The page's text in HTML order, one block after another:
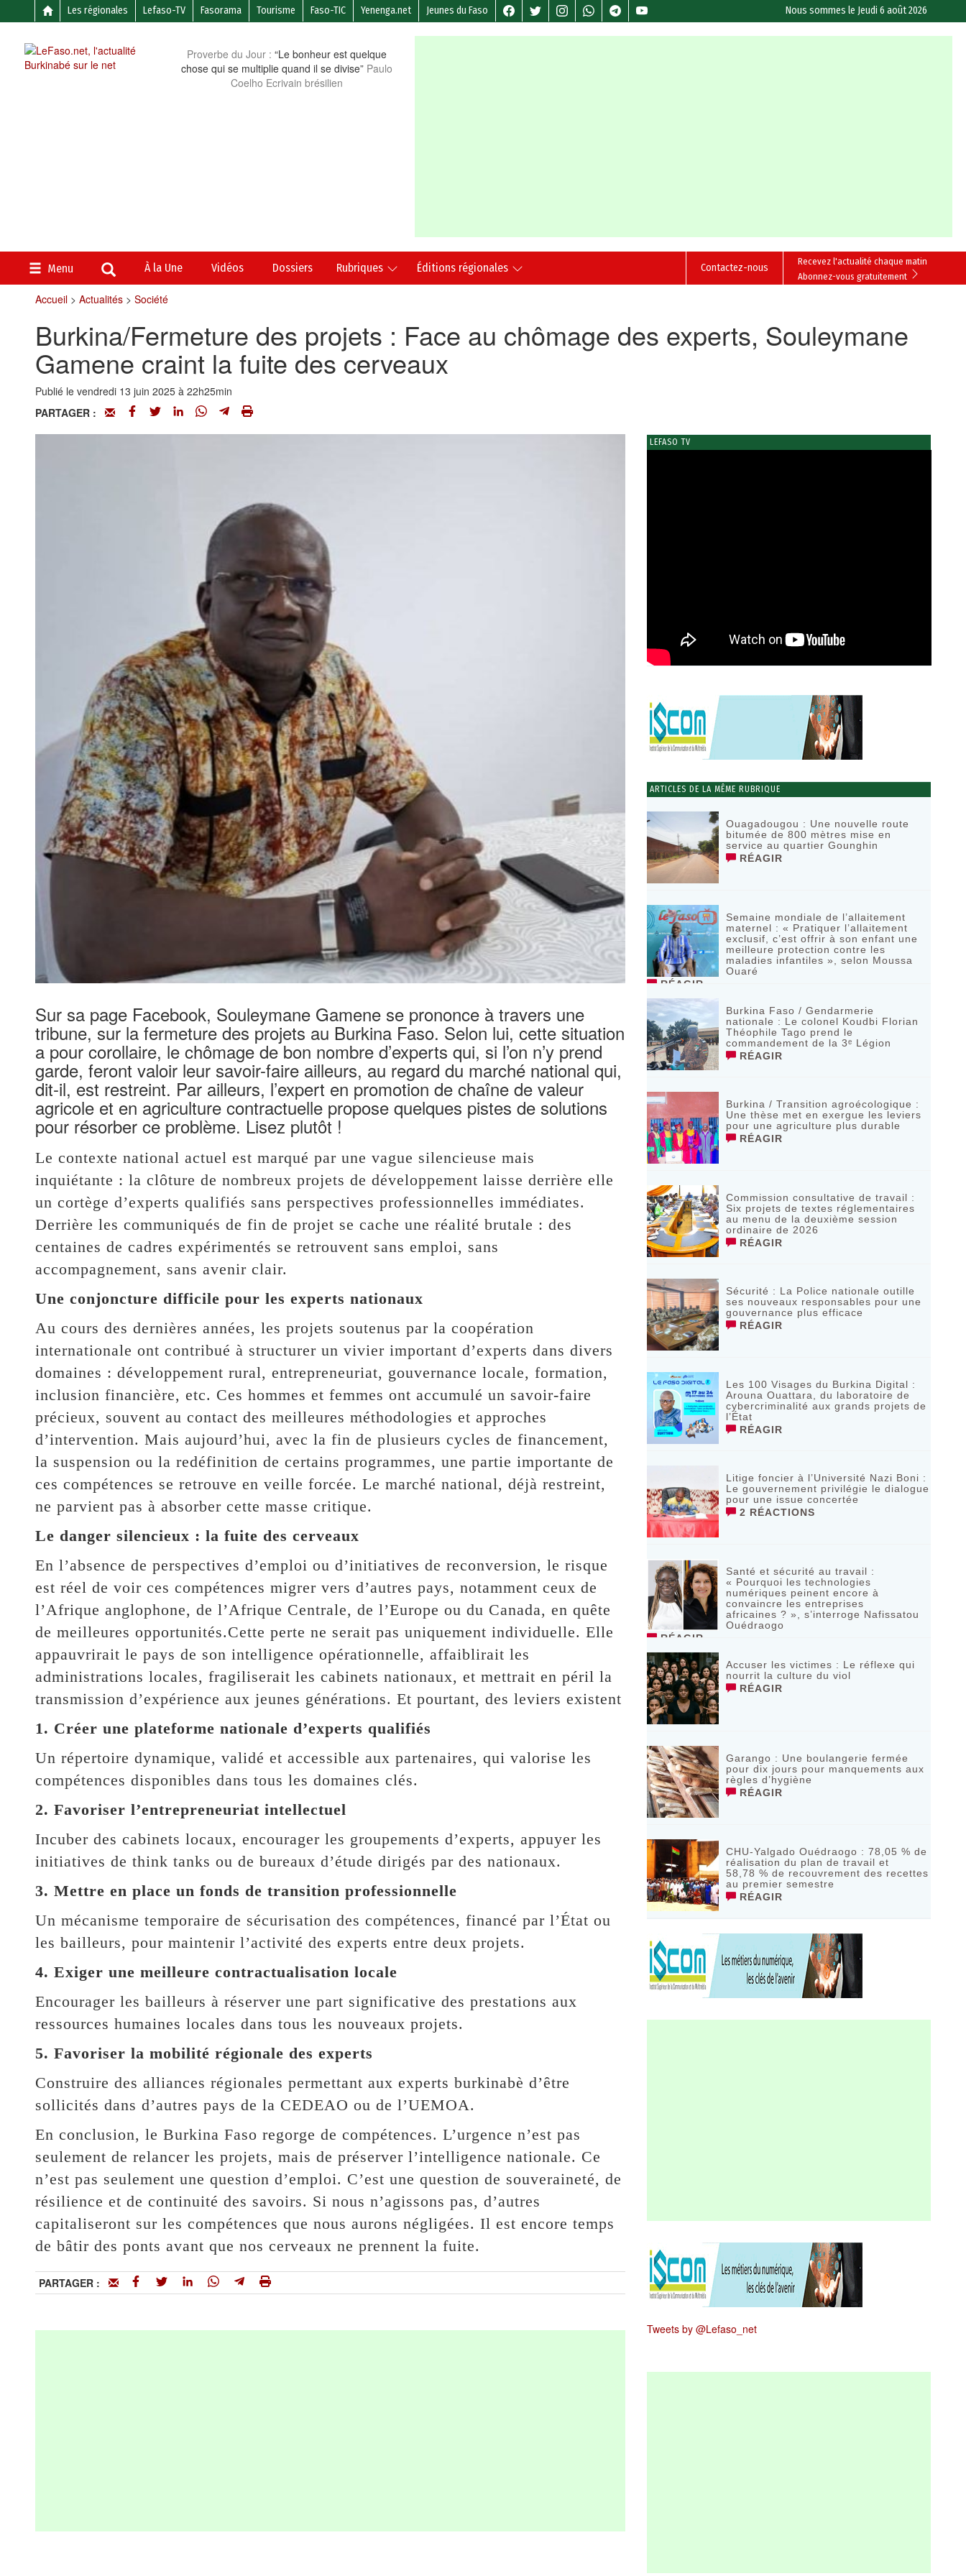
Les régionales Lefaso-TV Fasorama Tourisme Faso-TIC Yenenga.net Jeunes du Faso Nous sommes le Jeudi 6 août 2026
Proverbe du Jour : “Le bonheur est quelque
chose qui se multiplie quand il se divise” Paulo
Coelho Ecrivain brésilien
Menu À la Une Vidéos Dossiers Rubriques Éditions régionales
Recevez l'actualité chaque matin
Abonnez-vous gratuitement
Contactez-nous
Accueil> Actualités> Société
Burkina/Fermeture des projets : Face au chômage des experts, Souleymane
Gamene craint la fuite des cerveaux
Publié le vendredi 13 juin 2025 à 22h25min
PARTAGER :
Sur sa page Facebook, Souleymane Gamene se prononce à travers une
tribune, sur la fermeture des projets au Burkina Faso. Selon lui, cette situation
a pour corollaire, le chômage de bon nombre d’experts qui, si l’on n’y prend
garde, feront valoir leur savoir-faire ailleurs, au regard du marché national qui,
dit-il, est restreint. Par ailleurs, l’expert en promotion de chaîne de valeur
agricole et en agriculture contractuelle propose quelques pistes de solutions
pour résorber ce problème. Lisez plutôt !
Le contexte national actuel est marqué par une vague silencieuse mais
inquiétante : la clôture de nombreux projets de développement laisse derrière elle
un cortège d’experts qualifiés sans perspectives professionnelles immédiates.
Derrière les communiqués de fin de projet se cache une réalité brutale : des
centaines de cadres expérimentés se retrouvent sans emploi, sans
accompagnement, sans avenir clair.
Une conjoncture difficile pour les experts nationaux
Au cours des dernières années, les projets soutenus par la coopération
internationale ont contribué à structurer un vivier important d’experts dans divers
domaines : développement rural, entrepreneuriat, gouvernance locale, formation,
inclusion financière, etc. Ces hommes et femmes ont accumulé un savoir-faire
précieux, souvent au contact des meilleures méthodologies et approches
d’intervention. Mais aujourd’hui, avec la fin de plusieurs cycles de financement,
la suspension ou la redéfinition de certains programmes, une partie importante de
ces compétences se retrouve en veille forcée. Le marché national, déjà restreint,
ne parvient pas à absorber cette masse critique.
Le danger silencieux : la fuite des cerveaux
En l’absence de perspectives d’emploi ou d’initiatives de reconversion, le risque
est réel de voir ces compétences migrer vers d’autres pays, notamment ceux de
l’Afrique anglophone, de l’Afrique Centrale, de l’Europe ou du Canada, en quête
de meilleures opportunités.Cette perte ne serait pas uniquement individuelle. Elle
appauvrirait le pays de son intelligence opérationnelle, affaiblirait les
administrations locales, fragiliserait les cabinets nationaux, et mettrait en péril la
transmission d’expérience aux jeunes générations. Et pourtant, des leviers existent
1. Créer une plateforme nationale d’experts qualifiés
Un répertoire dynamique, validé et accessible aux partenaires, qui valorise les
compétences disponibles dans tous les domaines clés.
2. Favoriser l’entrepreneuriat intellectuel
Incuber des cabinets locaux, encourager les groupements d’experts, appuyer les
initiatives de think tanks ou de bureaux d’étude dirigés par des nationaux.
3. Mettre en place un fonds de transition professionnelle
Un mécanisme temporaire de sécurisation des compétences, financé par l’État ou
les bailleurs, pour maintenir l’activité des experts entre deux projets.
4. Exiger une meilleure contractualisation locale
Encourager les bailleurs à réserver une part significative des prestations aux
ressources humaines locales dans tous les nouveaux projets.
5. Favoriser la mobilité régionale des experts
Construire des alliances régionales permettant aux experts burkinabè d’être
sollicités dans d’autres pays de la CEDEAO ou de l’UEMOA.
En conclusion, le Burkina Faso regorge de compétences. L’urgence n’est pas
seulement de relancer les projets, mais de préserver l’intelligence nationale. Ce
n’est pas seulement une question d’emploi. C’est une question de souveraineté, de
résilience et de continuité des savoirs. Si nous n’agissons pas, d’autres
capitaliseront sur les compétences que nous aurons négligées. Il est encore temps
de bâtir des ponts avant que nos cerveaux ne prennent la fuite.
PARTAGER :
LEFASO TV
ARTICLES DE LA MÊME RUBRIQUE
Ouagadougou : Une nouvelle route
bitumée de 800 mètres mise en
service au quartier Gounghin
RÉAGIR
Semaine mondiale de l’allaitement
maternel : « Pratiquer l’allaitement
exclusif, c’est offrir à son enfant une
meilleure protection contre les
maladies infantiles », selon Moussa
Ouaré
RÉAGIR
Burkina Faso / Gendarmerie
nationale : Le colonel Koudbi Florian
Théophile Tago prend le
commandement de la 3ᵉ Légion
RÉAGIR
Burkina / Transition agroécologique :
Une thèse met en exergue les leviers
pour une agriculture plus durable
RÉAGIR
Commission consultative de travail :
Six projets de textes réglementaires
au menu de la deuxième session
ordinaire de 2026
RÉAGIR
Sécurité : La Police nationale outille
ses nouveaux responsables pour une
gouvernance plus efficace
RÉAGIR
Les 100 Visages du Burkina Digital :
Arouna Ouattara, du laboratoire de
cybercriminalité aux grands projets de
l’État
RÉAGIR
Litige foncier à l’Université Nazi Boni :
Le gouvernement privilégie le dialogue
pour une issue concertée
2 RÉACTIONS
Santé et sécurité au travail :
« Pourquoi les technologies
numériques peinent encore à
convaincre les entreprises
africaines ? », s’interroge Nafissatou
Ouédraogo
RÉAGIR
Accuser les victimes : Le réflexe qui
nourrit la culture du viol
RÉAGIR
Garango : Une boulangerie fermée
pour dix jours pour manquements aux
règles d’hygiène
RÉAGIR
CHU-Yalgado Ouédraogo : 78,05 % de
réalisation du plan de travail et
58,78 % de recouvrement des recettes
au premier semestre
RÉAGIR
Tweets by @Lefaso_net